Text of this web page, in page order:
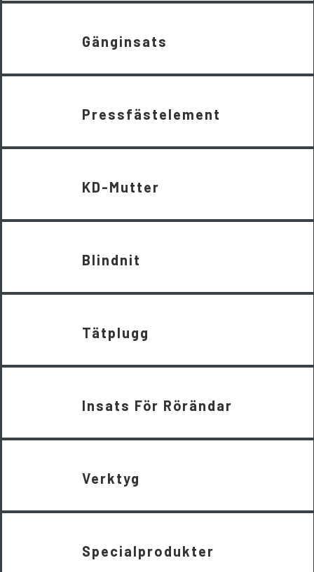
Gänginsats
Pressfästelement
KD-Mutter
Blindnit
Tätplugg
Insats För Rörändar
Verktyg
Specialprodukter